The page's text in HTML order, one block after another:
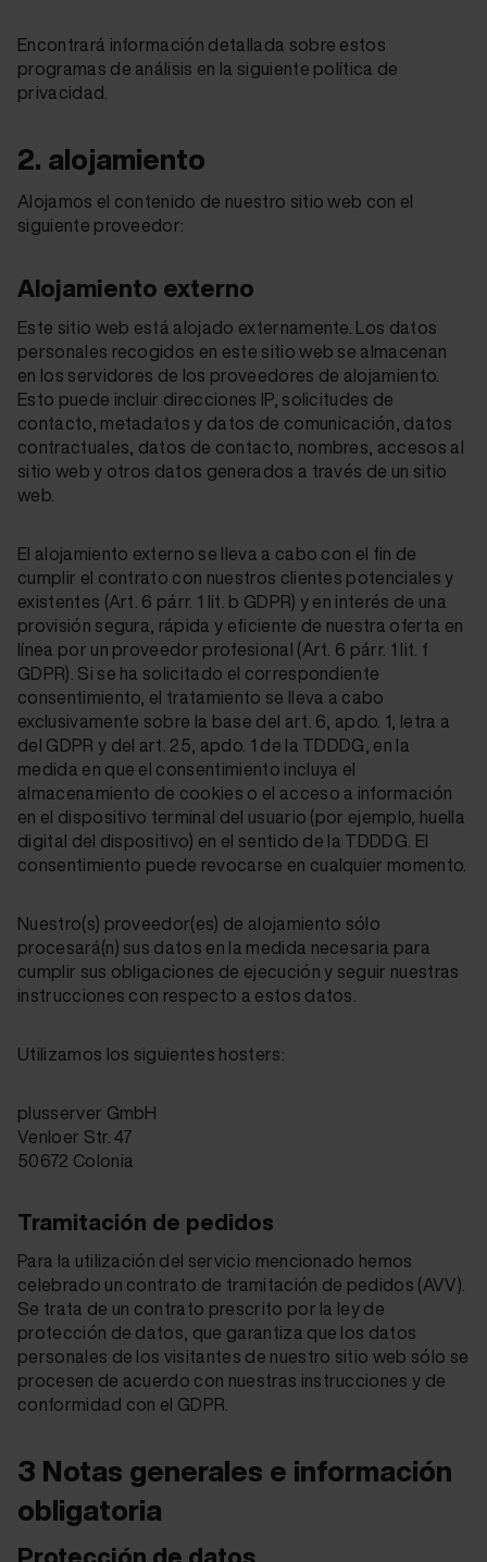
Encontrará información detallada sobre estos
programas de análisis en la siguiente política de
privacidad.
2. alojamiento
Alojamos el contenido de nuestro sitio web con el
siguiente proveedor:
Alojamiento externo
Este sitio web está alojado externamente. Los datos
personales recogidos en este sitio web se almacenan
en los servidores de los proveedores de alojamiento.
Esto puede incluir direcciones IP, solicitudes de
contacto, metadatos y datos de comunicación, datos
contractuales, datos de contacto, nombres, accesos al
sitio web y otros datos generados a través de un sitio
web.
El alojamiento externo se lleva a cabo con el fin de
cumplir el contrato con nuestros clientes potenciales y
existentes (Art. 6 párr. 1 lit. b GDPR) y en interés de una
provisión segura, rápida y eficiente de nuestra oferta en
línea por un proveedor profesional (Art. 6 párr. 1 lit. f
GDPR). Si se ha solicitado el correspondiente
consentimiento, el tratamiento se lleva a cabo
exclusivamente sobre la base del art. 6, apdo. 1, letra a
del GDPR y del art. 25, apdo. 1 de la TDDDG, en la
medida en que el consentimiento incluya el
almacenamiento de cookies o el acceso a información
en el dispositivo terminal del usuario (por ejemplo, huella
digital del dispositivo) en el sentido de la TDDDG. El
consentimiento puede revocarse en cualquier momento.
Nuestro(s) proveedor(es) de alojamiento sólo
procesará(n) sus datos en la medida necesaria para
cumplir sus obligaciones de ejecución y seguir nuestras
instrucciones con respecto a estos datos.
Utilizamos los siguientes hosters:
plusserver GmbH
Venloer Str. 47
50672 Colonia
Tramitación de pedidos
Para la utilización del servicio mencionado hemos
celebrado un contrato de tramitación de pedidos (AVV).
Se trata de un contrato prescrito por la ley de
protección de datos, que garantiza que los datos
personales de los visitantes de nuestro sitio web sólo se
procesen de acuerdo con nuestras instrucciones y de
conformidad con el GDPR.
3 Notas generales e información
obligatoria